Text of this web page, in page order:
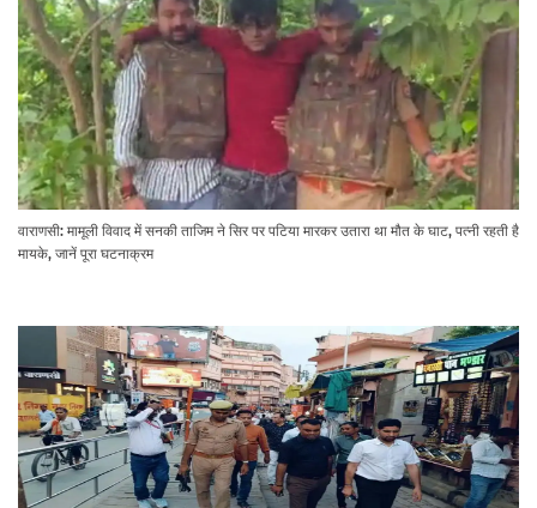
वाराणसी: मामूली विवाद में सनकी ताजिम ने सिर पर पटिया मारकर उतारा था मौत के घाट, पत्नी रहती है
मायके, जानें पूरा घटनाक्रम